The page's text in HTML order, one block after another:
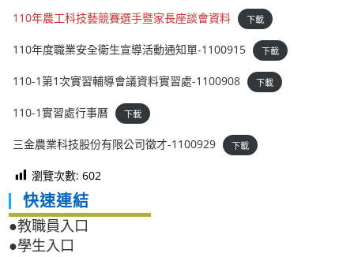
110年農工科技藝競賽選手暨家長座談會資料 下載
110年度職業安全衛生宣導活動通知單-1100915 下載
110-1第1次實習輔導會議資料實習處-1100908 下載
110-1實習處行事曆 下載
三金農業科技股份有限公司徵才-1100929 下載
瀏覽次數: 602
快速連結
●教職員入口
●學生入口